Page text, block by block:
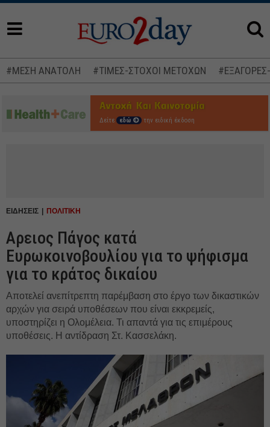
#ΜΕΣΗ ΑΝΑΤΟΛΗ #ΤΙΜΕΣ-ΣΤΟΧΟΙ ΜΕΤΟΧΩΝ
Δείτε εδώ την ειδική έκδοση
ΕΙΔΗΣΕΙΣ ΠΟΛΙΤΙΚΗ
Αρειος Πάγος κατά
Ευρωκοινοβουλίου για το ψήφισμα
για το κράτος δικαίου
Αποτελεί ανεπίτρεπτη παρέμβαση στο έργο των δικαστικών
αρχών για σειρά υποθέσεων που είναι εκκρεμείς,
υποστηρίζει η Ολομέλεια. Τι απαντά για τις επιμέρους
υποθέσεις. Η αντίδραση Στ. Κασσελάκη.